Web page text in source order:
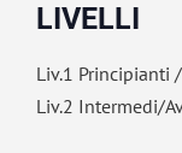
LIVELLI
Liv.1 Principianti
Liv.2 Intermedi/